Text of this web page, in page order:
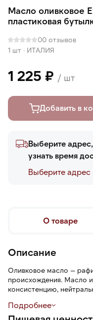
Масло оливковое
пластиковая
00 отзывов
1 шт · ИТАЛИЯ
1 225 ₽ / шт
Добавить в
Выберите
узнать время
Выберите адреc
О товаре
Описание
Оливковое масло —
происхождения. Масло
консистенцию,
Extra Virgin — оливковое
Подробнее